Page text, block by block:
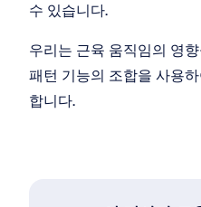
수 있습니다.
우리는 근육 움직임의 영
패턴 기능의 조합을 사용
합니다.